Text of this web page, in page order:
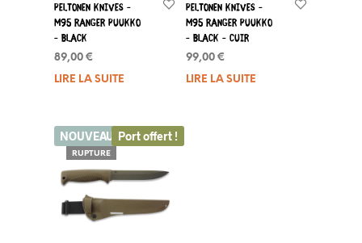
Peltonen Knives –
M95 Ranger Puukko
– Black
89,00€
LIRE LA SUITE
Peltonen Knives –
M95 Ranger Puukko
– Black – Cuir
99,00€
LIRE LA SUITE
RUPTURE
NOUVEAU Port offert !